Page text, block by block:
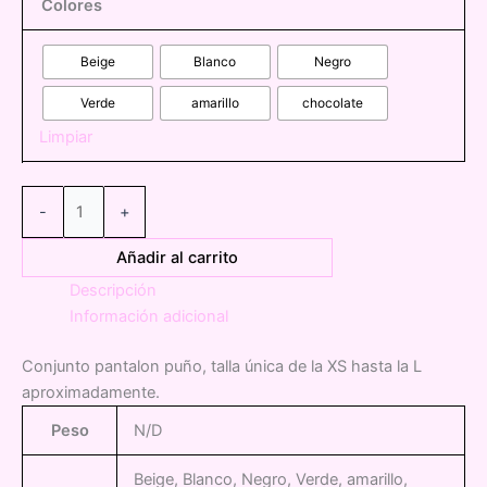
Colores
Beige Blanco Negro
Verde amarillo chocolate
Limpiar
-
pantalon
+
Añadir al carrito
Descripción
Información adicional
Conjunto pantalon puño, talla única de la XS hasta la L
aproximadamente.
Peso
N/D
Beige, Blanco, Negro, Verde, amarillo,